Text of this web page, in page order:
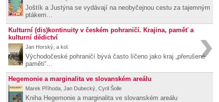
Joštík a Justýna se vydávají na neobyčejnou cestu za tajemným
ptákem…
Kulturní (dis)kontinuity v českém pohraničí. Krajina, paměť a
kulturní dědictví
Jan Horský, a kol.
Východočeské pohraničí bývá často líčeno jako kraj „přerušené
paměti“…
Hegemonie a marginalita ve slovanském areálu
Marek Příhoda, Jan Dubecký, Cyril Šolle
Kniha Hegemonie a marginalita ve slovanském areálu